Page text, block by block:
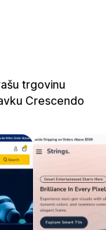
trgovinu
Crescendo